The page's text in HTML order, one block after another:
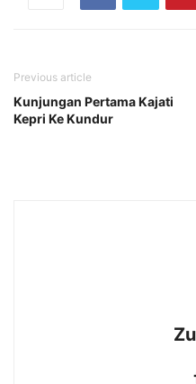
Previous article
Kunjungan Pertama Kajati
Kepri Ke Kundur